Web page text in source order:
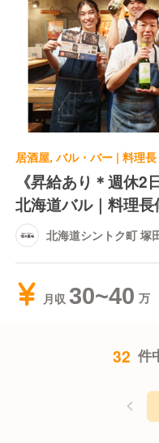
《昇給あり＊週休2
北海道バル｜料理長
北海道シントク町 塚
月収 30~40
32 件